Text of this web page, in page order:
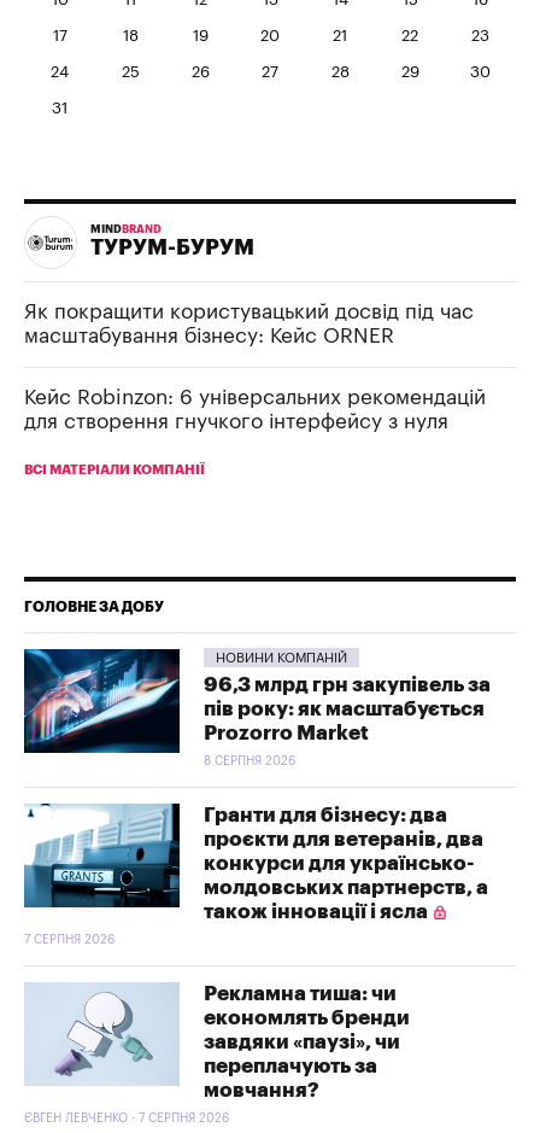
17 18 19 20 21 22 23
24 25 26 27 28 29 30
31
MIND BRAND
ТУРУМ-БУРУМ
Як покращити користувацький досвід під час
масштабування бізнесу: Кейс ORNER
Кейс Robinzon: 6 універсальних рекомендацій
для створення гнучкого інтерфейсу з нуля
ВСІ МАТЕРІАЛИ КОМПАНІЇ
ГОЛОВНЕ ЗА ДОБУ
НОВИНИ КОМПАНІЙ
96,3 млрд грн закупівель за
пів року: як масштабується
Prozorro Market
8 СЕРПНЯ 2026
Гранти для бізнесу: два
проєкти для ветеранів, два
конкурси для українсько-
молдовських партнерств, а
також інновації і ясла
7 СЕРПНЯ 2026
Рекламна тиша: чи
економлять бренди
завдяки «паузі», чи
переплачують за
мовчання?
ЄВГЕН ЛЕВЧЕНКО - 7 СЕРПНЯ 2026